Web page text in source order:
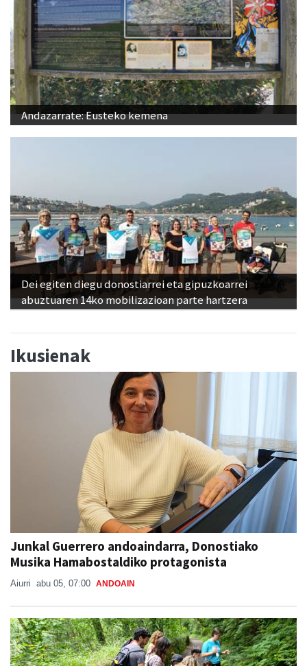
Andazarrate: Eusteko kemena
Dei egiten diegu donostiarrei eta gipuzkoarrei
abuztuaren 14ko mobilizazioan parte hartzera
Ikusienak
Junkal Guerrero andoaindarra, Donostiako
Musika Hamabostaldiko protagonista
Aiurri abu 05, 07:00 ANDOAIN